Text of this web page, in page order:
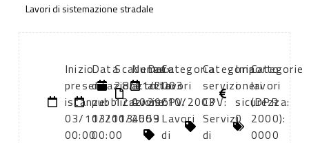
Lavori di sistemazione stradale
Inizio
presentazione
istanze:
03/11/2003
00:00
Data
di
pubblicazione:
03/11/2003
00:00
Scadenza:
28/11/2003
12:00
Numero
atto:
Avviso
4559
Data
atto:
29/10/2003
Categoria
lavori
CPV:
Lavori
di
Categoria
servizi
CPV:
Servizi
di
Importo
oneri
sicurezza:
0
Categorie
lavori
(DPR
2000):
0000